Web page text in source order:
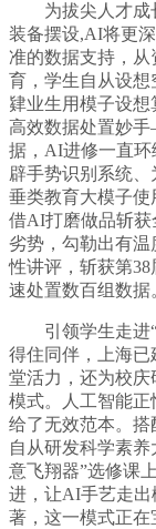
为拔尖人才成长
装备摆设,AI将更
准的数据支持，
育，学生自从设想
肄业生用模子设想
高效数据处置妙
据，AI进修一直
辟手势识别系统、
垂类教育大模子使
借AI打磨做品斩
劣势，勾勒出有
性讲评，斩获第
速处置数百组数据
引领学生走进“
得住同伴，上海
堂活力，还为校
模式。人工智能
给了无效范本。
自从研发科学素
意飞翔器”选修课
进，让AI手艺走出
著，这一模式正